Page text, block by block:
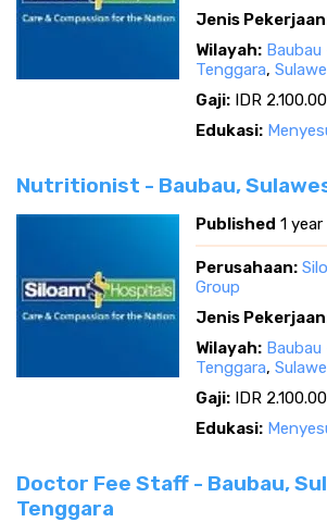
Jenis
Wilayah: Baubau
Tenggara,
Gaji: IDR
Edukasi:
Nutritionist - Baubau,
Published 1
Perusahaan:
Group
Jenis
Wilayah: Baubau
Tenggara,
Gaji: IDR
Edukasi:
Doctor Fee Staff - Baubau,
Tenggara